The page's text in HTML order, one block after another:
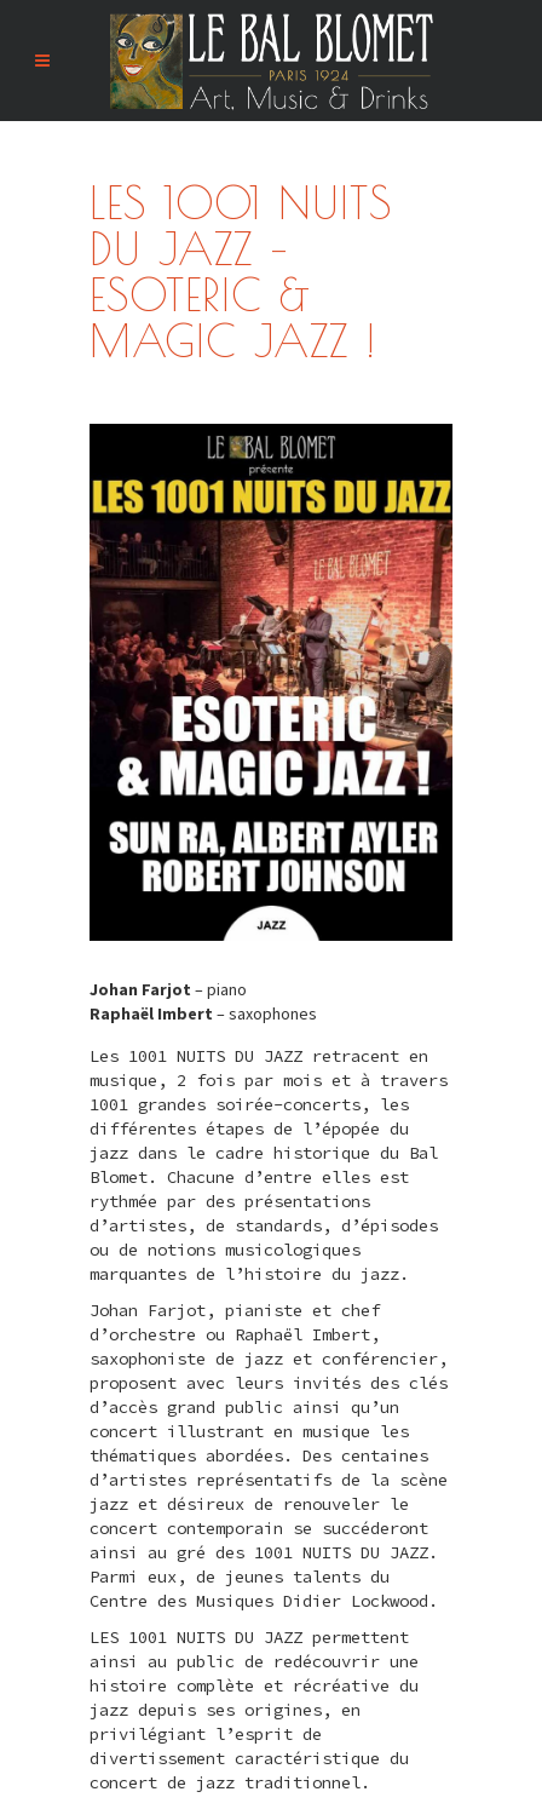
LES 1001 NUITS
DU JAZZ –
ESOTERIC &
MAGIC JAZZ !
Johan Farjot – piano
Raphaël Imbert – saxophones
Les 1001 NUITS DU JAZZ retracent en
musique, 2 fois par mois et à travers
1001 grandes soirée-concerts, les
différentes étapes de l’épopée du
jazz dans le cadre historique du Bal
Blomet. Chacune d’entre elles est
rythmée par des présentations
d’artistes, de standards, d’épisodes
ou de notions musicologiques
marquantes de l’histoire du jazz.
Johan Farjot, pianiste et chef
d’orchestre ou Raphaël Imbert,
saxophoniste de jazz et conférencier,
proposent avec leurs invités des clés
d’accès grand public ainsi qu’un
concert illustrant en musique les
thématiques abordées. Des centaines
d’artistes représentatifs de la scène
jazz et désireux de renouveler le
concert contemporain se succéderont
ainsi au gré des 1001 NUITS DU JAZZ.
Parmi eux, de jeunes talents du
Centre des Musiques Didier Lockwood.
LES 1001 NUITS DU JAZZ permettent
ainsi au public de redécouvrir une
histoire complète et récréative du
jazz depuis ses origines, en
privilégiant l’esprit de
divertissement caractéristique du
concert de jazz traditionnel.